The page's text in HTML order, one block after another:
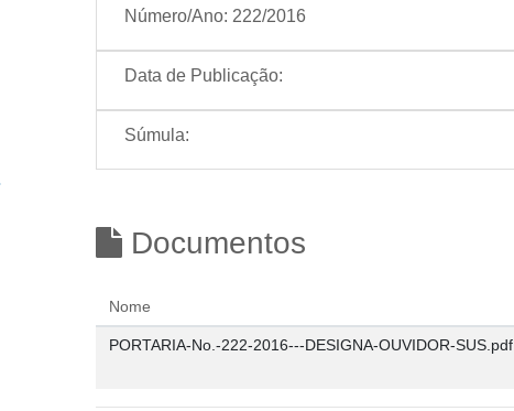
Número/Ano: 222/2016
Data de Publicação:
Súmula:
Documentos
Nome
PORTARIA-No.-222-2016---DESIGNA-OUVIDOR-SUS.pdf